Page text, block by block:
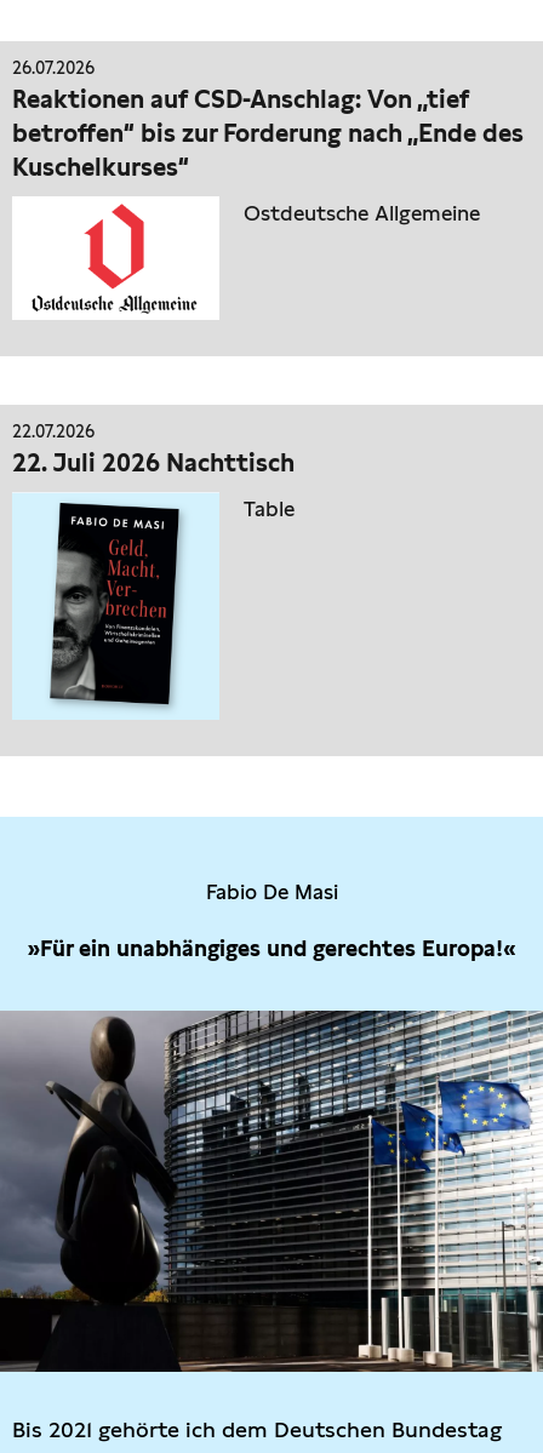
26.07.2026
Reaktionen auf CSD-Anschlag: Von „tief
betroffen“ bis zur Forderung nach „Ende des
Kuschelkurses“
Ostdeutsche Allgemeine
22.07.2026
22. Juli 2026 Nachttisch
Table
Fabio De Masi
»Für ein unabhängiges und gerechtes Europa!«
Bis 2021 gehörte ich dem Deutschen Bundestag